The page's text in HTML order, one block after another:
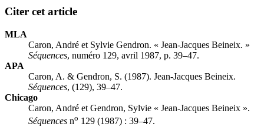
Citer cet article
MLA
Caron, André et Sylvie Gendron. « Jean-Jacques Beineix. »
Séquences, numéro 129, avril 1987, p. 39–47.
APA
Caron, A. & Gendron, S. (1987). Jean-Jacques Beineix.
Séquences, (129), 39–47.
Chicago
Caron, André et Gendron, Sylvie « Jean-Jacques Beineix ».
Séquences no 129 (1987) : 39–47.